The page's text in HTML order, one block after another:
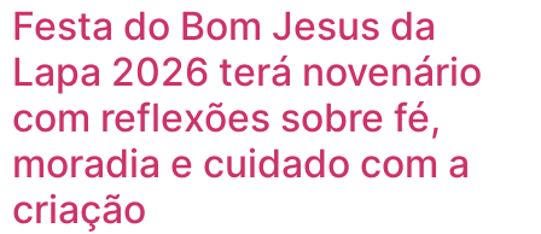
Festa do Bom Jesus da
Lapa 2026 terá novenário
com reflexões sobre fé,
moradia e cuidado com a
criação